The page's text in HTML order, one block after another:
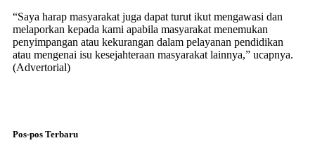
“Saya harap masyarakat juga dapat turut ikut mengawasi dan
melaporkan kepada kami apabila masyarakat menemukan
penyimpangan atau kekurangan dalam pelayanan pendidikan
atau mengenai isu kesejahteraan masyarakat lainnya,” ucapnya.
(Advertorial)
Pos-pos Terbaru